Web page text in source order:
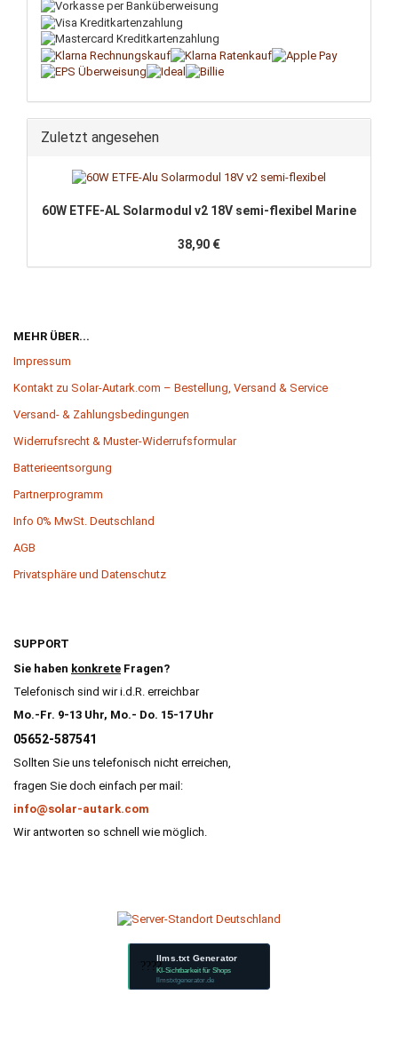
Zuletzt angesehen
60W ETFE-AL Solarmodul v2 18V semi-flexibel Marine
38,90 €
MEHR ÜBER...
Impressum
Kontakt zu Solar-Autark.com – Bestellung, Versand & Service
Versand- & Zahlungsbedingungen
Widerrufsrecht & Muster-Widerrufsformular
Batterieentsorgung
Partnerprogramm
Info 0% MwSt. Deutschland
AGB
Privatsphäre und Datenschutz
SUPPORT
Sie haben konkrete Fragen?
Telefonisch sind wir i.d.R. erreichbar
Mo.-Fr. 9-13 Uhr, Mo.- Do. 15-17 Uhr
05652-587541
Sollten Sie uns telefonisch nicht erreichen,
fragen Sie doch einfach per mail:
info@solar-autark.com
Wir antworten so schnell wie möglich.
????
llms.txt Generator
KI-Sichtbarkeit für Shops
llmstxtgenerator.de